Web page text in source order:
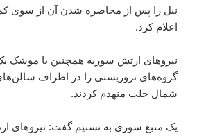
نبل را پس از محاصره شدن آن از سوی
اعلام کرد.
نیروهای ارتش سوریه همچنین با موشک یک
گروه‌های تروریستی را در اطراف
شمال حلب منهدم کردند.
یک منبع سوری به تسنیم گفت: نیروهای